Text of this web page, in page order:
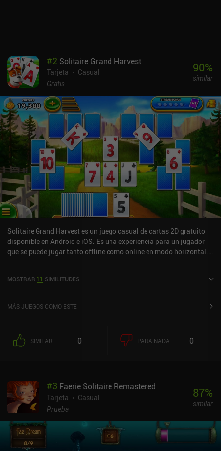
muchos jugadores han experimentado que en dificultades más
altas, nuestro abuelo simplemente consigue cartas objetivamente
mejores, haciendo que el juego se base más bien en la suerte. Por
2,99 dólares sin anuncios ni compras adicionales, Cribbage with
Grandpas es una forma estupenda y sana de jugar al cribbage
sobre la marcha.
#2 Solitaire Grand Harvest
Tarjeta
Casual
Gratis
90%
similar
Solitaire Grand Harvest es un juego casual de cartas 2D gratuito
disponible en Android e iOS. Es una experiencia para un jugador
que se puede jugar tanto offline como online en modo horizontal.
valoración actual de 4,7 sobre 5,0 en Google Play y de 4,8 sobre 5,0
MOSTRAR 11 SIMILITUDES
MÁS JUEGOS COMO ESTE
SIMILAR 0 PARA NADA 0
#3 Faerie Solitaire Remastered
Tarjeta
Casual
Prueba
87%
similar